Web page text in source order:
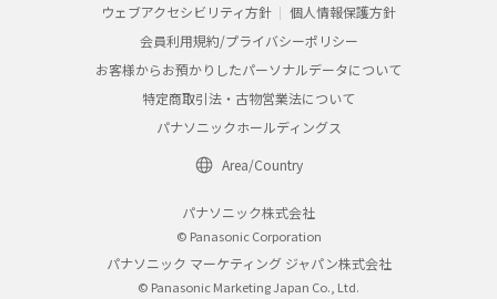
ウェブアクセシビリティ方針
個人情報保護方針
会員利用規約/プライバシーポリシー
お客様からお預かりしたパーソナルデータについて
特定商取引法・古物営業法について
パナソニックホールディングス
Area/Country
パナソニック株式会社
© Panasonic Corporation
パナソニック マーケティング ジャパン株式会社
© Panasonic Marketing Japan Co., Ltd.